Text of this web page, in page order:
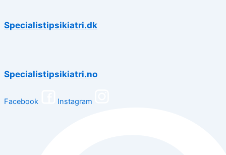
Specialistipsikiatri.dk
Specialistipsikiatri.no
Facebook Instagram